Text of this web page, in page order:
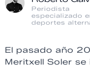
Periodista
especializado
deportes
El pasado año
Meritxell Soler